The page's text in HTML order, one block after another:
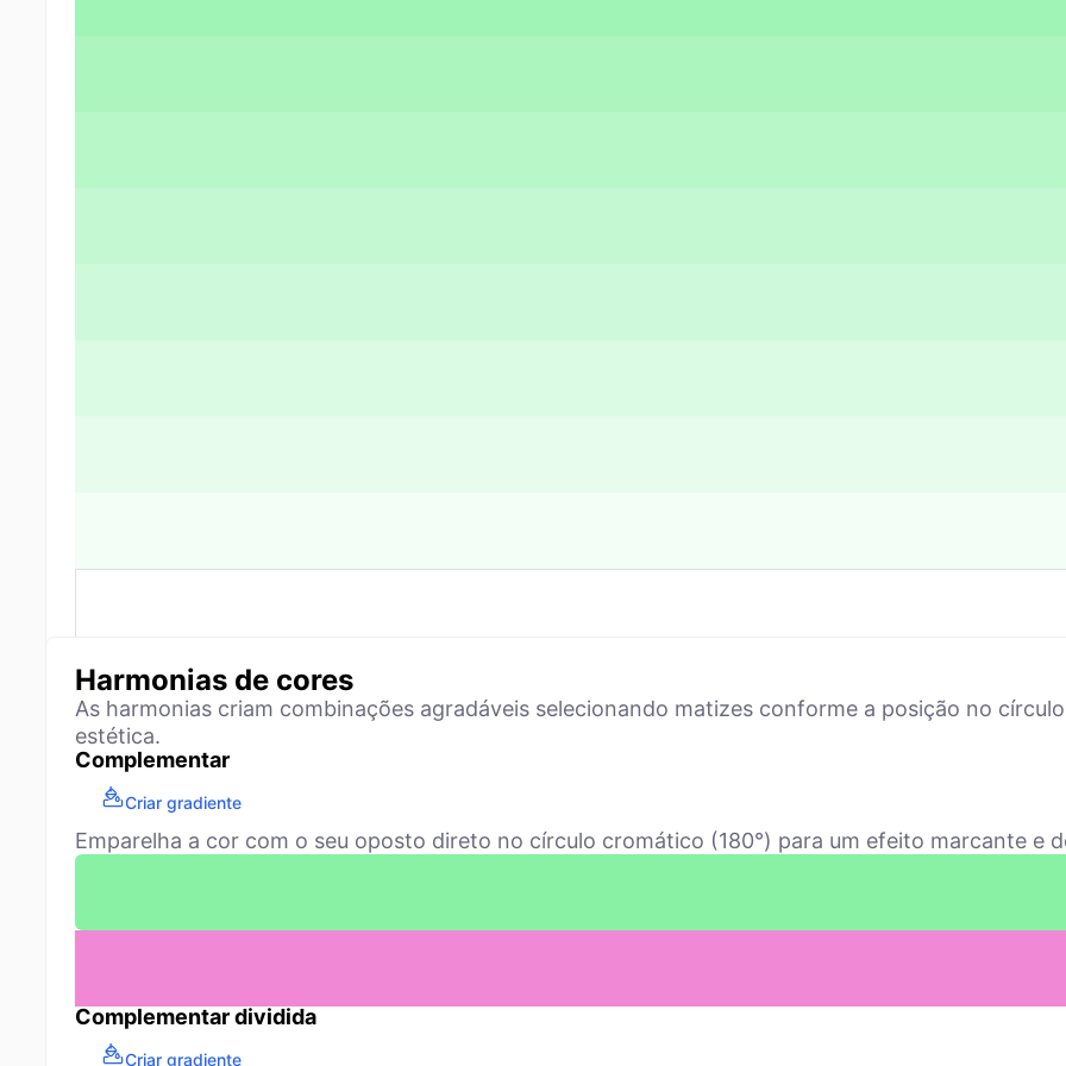
Harmonias de cores
As harmonias criam combinações agradáveis selecionando matizes conforme a posição no
estética.
Complementar
Criar gradiente
Emparelha a cor com o seu oposto direto no círculo cromático (180°) para um efeito marcante e
Complementar dividida
Criar gradiente